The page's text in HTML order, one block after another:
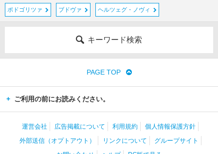
ポドゴリツァ ブドヴァ ヘルツェグ・ノヴィ
キーワード検索
PAGE TOP
ご利用の前にお読みください。
運営会社 広告掲載について 利用規約
個人情報保護方針
外部送信（オプトアウト）
リンクについて
グループサイト